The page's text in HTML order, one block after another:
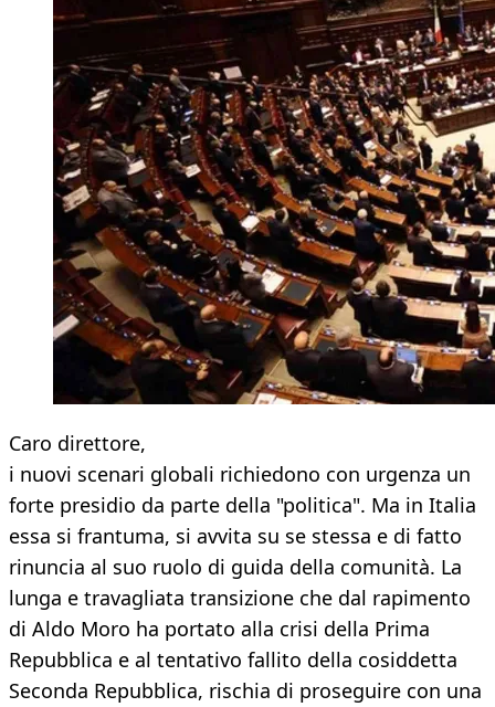
Caro direttore,
i nuovi scenari globali richiedono con urgenza un
forte presidio da parte della "politica". Ma in Italia
essa si frantuma, si avvita su se stessa e di fatto
rinuncia al suo ruolo di guida della comunità. La
lunga e travagliata transizione che dal rapimento
di Aldo Moro ha portato alla crisi della Prima
Repubblica e al tentativo fallito della cosiddetta
Seconda Repubblica, rischia di proseguire con una